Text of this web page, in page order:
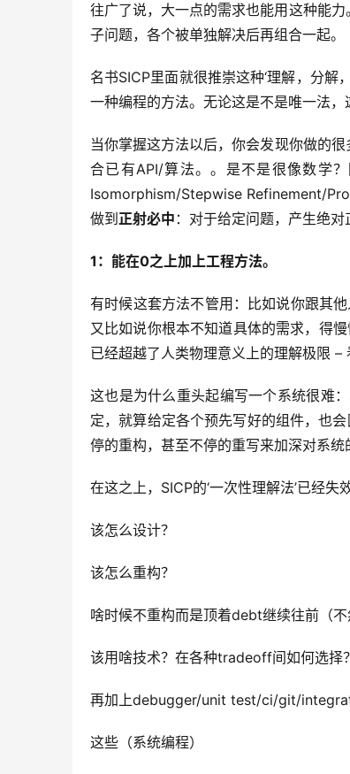
往广了说，大一点的需求也能用这种能
子问题，各个被单独解决后再组合一起。
名书SICP里面就很推崇这种‘理解，分
一种编程的方法。无论这是不是唯一法，
当你掌握这方法以后，你会发现你做的
合已有API/算法。。是不是很像数学
Isomorphism/Stepwise Refinement/
做到 正射必中 ：对于给定问题，产生绝
1：能在0之上加上工程方法。
有时候这套方法不管用：比如说你跟其
又比如说你根本不知道具体的需求，得
已经超越了人类物理意义上的理解极限 –
这也是为什么重头起编写一个系统很难
定，就算给定各个预先写好的组件，也
停的重构，甚至不停的重写来加深对系统
在这之上，SICP的‘一次性理解法’已经
该怎么设计？
该怎么重构？
啥时候不重构而是顶着debt继续往前（不
该用啥技术？在各种tradeoff间如何选择？
再加上debugger/unit test/ci/git/
这些（系统编程）